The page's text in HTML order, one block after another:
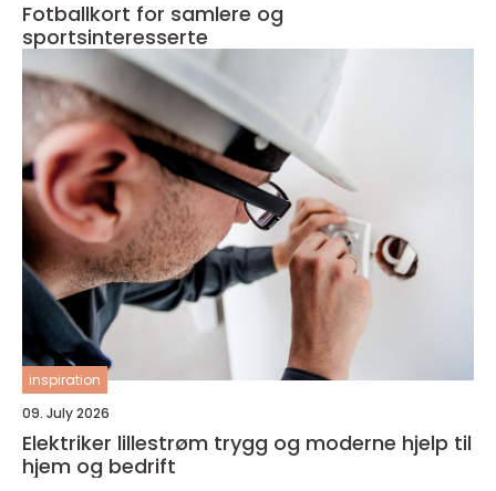
Fotballkort for samlere og
sportsinteresserte
inspiration
09. July 2026
Elektriker lillestrøm trygg og moderne hjelp til
hjem og bedrift